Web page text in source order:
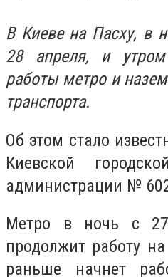
В Киеве на Пасху, в
28 апреля, и
работы метро и
транспорта.
Об этом стало
Киевской
администрации №
Метро в ночь с
продолжит работу
раньше начнет